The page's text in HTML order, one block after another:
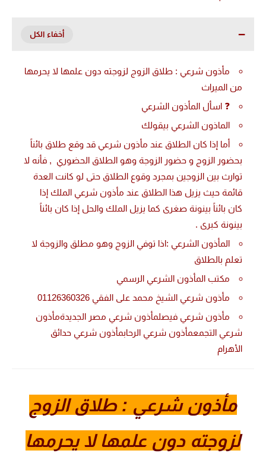
مأذون شرعي : طلاق الزوج لزوجته دون علمها لا يحرمها
من الميراث
❓ اسأل المأذون الشرعي
الماذون الشرعي بيقولك
أما إذا كان الطلاق عند مأذون شرعي قد وقع طلاق بائناً
بحضور الزوج و حضور الزوجة وهو الطلاق الحضوري , فأنه لا
توارث بين الزوجين بمجرد وقوع الطلاق حتى لو كانت العدة
قائمة حيث يزيل هذا الطلاق عند مأذون شرعي الملك إذا
كان بائناً بينونة صغرى كما يزيل الملك والحل إذا كان بائناً
بينونة كبرى .
المأذون الشرعي :اذا توفي الزوج وهو مطلق والزوجة لا
تعلم بالطلاق
مكتب المأذون الشرعي الرسمي
مأذون شرعي الشيخ محمد على الفقي 01126360326
مأذون شرعي فيصلمأذون شرعي مصر الجديدةمأذون
شرعي التجمعمأذون شرعي الرحابمأذون شرعي حدائق
الأهرام
مأذون شرعي : طلاق الزوج
لزوجته دون علمها لا يحرمها